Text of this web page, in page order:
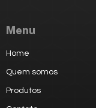
Menu
Home
Quem somos
Produtos